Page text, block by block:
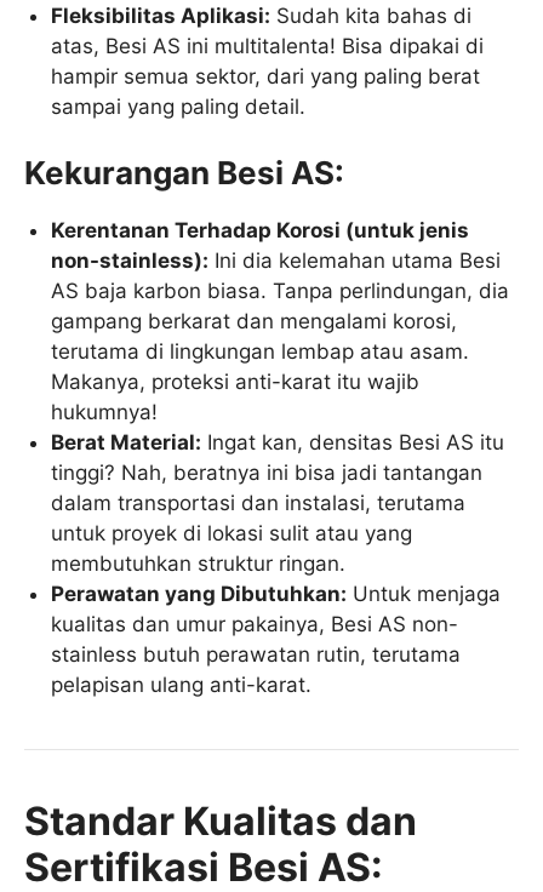
Fleksibilitas Aplikasi: Sudah kita bahas di
atas, Besi AS ini multitalenta! Bisa dipakai di
hampir semua sektor, dari yang paling berat
sampai yang paling detail.
Kekurangan Besi AS:
Kerentanan Terhadap Korosi (untuk jenis
non-stainless): Ini dia kelemahan utama Besi
AS baja karbon biasa. Tanpa perlindungan, dia
gampang berkarat dan mengalami korosi,
terutama di lingkungan lembap atau asam.
Makanya, proteksi anti-karat itu wajib
hukumnya!
Berat Material: Ingat kan, densitas Besi AS itu
tinggi? Nah, beratnya ini bisa jadi tantangan
dalam transportasi dan instalasi, terutama
untuk proyek di lokasi sulit atau yang
membutuhkan struktur ringan.
Perawatan yang Dibutuhkan: Untuk menjaga
kualitas dan umur pakainya, Besi AS non-
stainless butuh perawatan rutin, terutama
pelapisan ulang anti-karat.
Standar Kualitas dan
Sertifikasi Besi AS: